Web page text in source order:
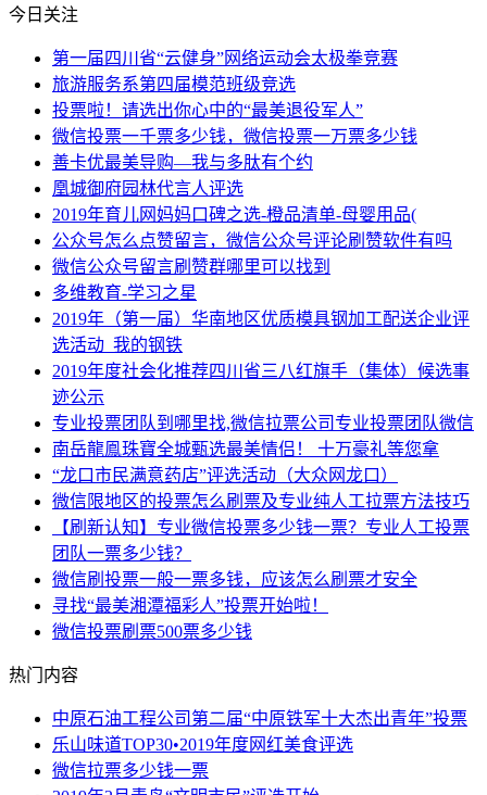
今日关注
第一届四川省“云健身”网络运动会太极拳竞赛
旅游服务系第四届模范班级竞选
投票啦！请选出你心中的“最美退役军人”
微信投票一千票多少钱，微信投票一万票多少钱
善卡优最美导购—我与多肽有个约
凰城御府园林代言人评选
2019年育儿网妈妈口碑之选-橙品清单-母婴用品(
公众号怎么点赞留言，微信公众号评论刷赞软件有吗
微信公众号留言刷赞群哪里可以找到
多维教育-学习之星
2019年（第一届）华南地区优质模具钢加工配送企业评
选活动_我的钢铁
2019年度社会化推荐四川省三八红旗手（集体）候选事
迹公示
专业投票团队到哪里找,微信拉票公司专业投票团队微信
南岳龍鳯珠寶全城甄选最美情侣！ 十万豪礼等您拿
“龙口市民满意药店”评选活动（大众网龙口）
微信限地区的投票怎么刷票及专业纯人工拉票方法技巧
【刷新认知】专业微信投票多少钱一票？专业人工投票
团队一票多少钱？
微信刷投票一般一票多钱，应该怎么刷票才安全
寻找“最美湘潭福彩人”投票开始啦！
微信投票刷票500票多少钱
热门内容
中原石油工程公司第二届“中原铁军十大杰出青年”投票
乐山味道TOP30•2019年度网红美食评选
微信拉票多少钱一票